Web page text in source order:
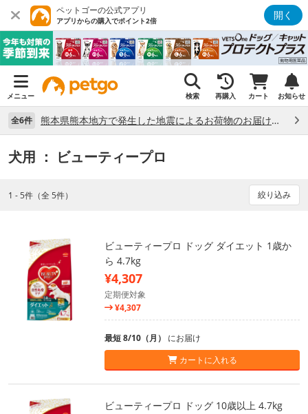
ペットゴーの公式アプリ
アプリからの購入でポイント2倍 開く
メニュー 検索 再購入 カート お知らせ
全6件 熊本県熊本地方で発生した地震によるお荷物のお届け状況について （7/28）
犬用 ： ビューティープロ
1 - 5件（全 5件） 絞り込み
ビューティープロ ドッグ ダイエット 1歳か
ら 4.7kg
¥4,307
定期便対象
¥4,307
最短 8/10（月） にお届け
カートに入れる
ビューティープロ ドッグ 10歳以上 4.7kg